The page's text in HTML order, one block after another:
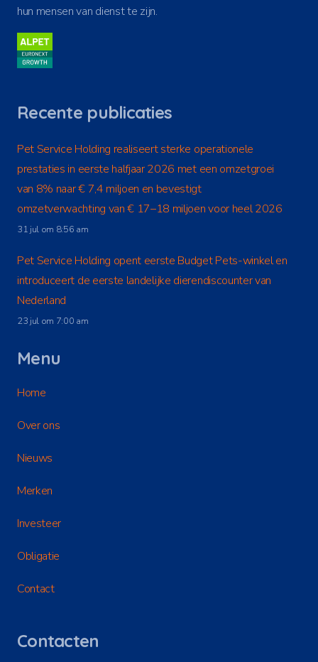
hun mensen van dienst te zijn.
Recente publicaties
Pet Service Holding realiseert sterke operationele
prestaties in eerste halfjaar 2026 met een omzetgroei
van 8% naar € 7,4 miljoen en bevestigt
omzetverwachting van € 17–18 miljoen voor heel 2026
31 jul om 8:56 am
Pet Service Holding opent eerste Budget Pets-winkel en
introduceert de eerste landelijke dierendiscounter van
Nederland
23 jul om 7:00 am
Menu
Home
Over ons
Nieuws
Merken
Investeer
Obligatie
Contact
Contacten